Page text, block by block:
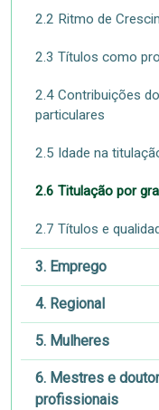
2.2 Ritmo de
2.3 Títulos como
2.4 Contribuições
particulares
2.5 Idade na
2.6 Titulação por
2.7 Títulos e
3. Emprego
4. Regional
5. Mulheres
6. Mestres e
profissionais